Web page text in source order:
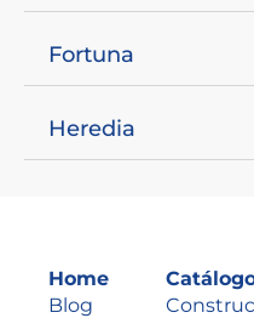
Fortuna
Heredia
Home
Blog